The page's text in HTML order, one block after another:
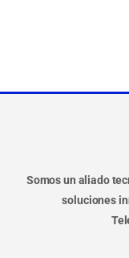
Somos un aliado
soluciones